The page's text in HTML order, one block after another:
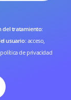
del tratamiento:
usuario: acceso,
política de privacidad